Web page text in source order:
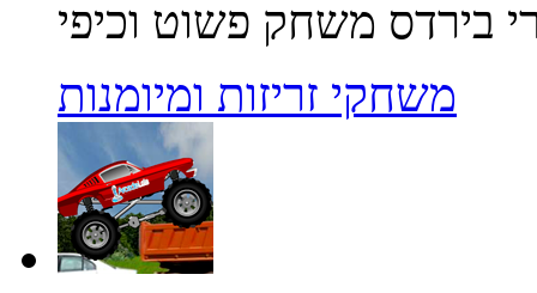
משחקי זריזות ומיומנות